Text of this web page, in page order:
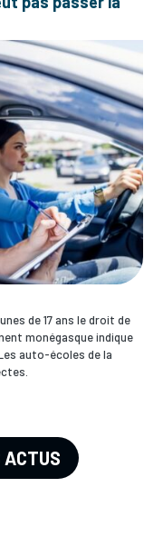
de 17 ans le droit de
monégasque indique
Les auto-écoles de la
ACTUS